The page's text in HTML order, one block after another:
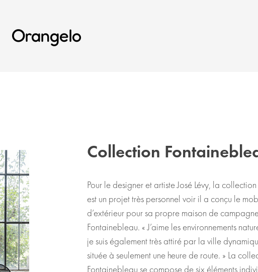
Orangelo
Collection
Pour le designer et artiste José Lévy, la
est un projet très personnel voir il a conçu le
d’extérieur pour sa propre maison de
Fontainebleau. « J’aime les environnements
je suis également très attiré par la ville
située à seulement une heure de route. » La
Fontainebleau se compose de six éléments